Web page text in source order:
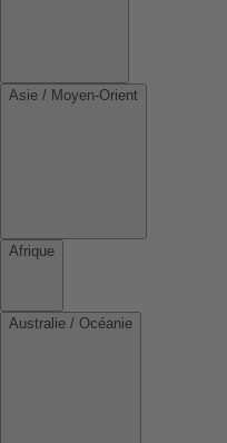
Asie / Moyen-Orient
Afrique
Australie / Océanie